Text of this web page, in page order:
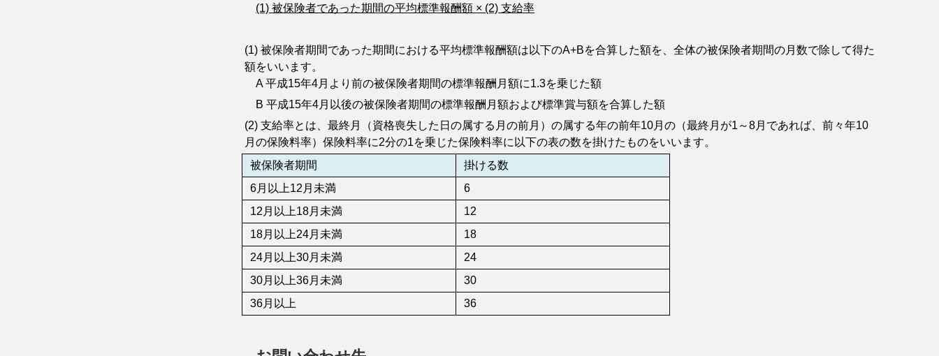
(1) 被保険者であった期間の平均標準報酬額 × (2) 支給率
(1) 被保険者期間であった期間における平均標準報酬額は以下のA+Bを合算した額を、全体の被保険者期間の月数で除して得た
額をいいます。
A 平成15年4月より前の被保険者期間の標準報酬月額に1.3を乗じた額
B 平成15年4月以後の被保険者期間の標準報酬月額および標準賞与額を合算した額
(2) 支給率とは、最終月（資格喪失した日の属する月の前月）の属する年の前年10月の（最終月が1～8月であれば、前々年10
月の保険料率）保険料率に2分の1を乗じた保険料率に以下の表の数を掛けたものをいいます。
被保険者期間
掛ける数
6月以上12月未満
6
12月以上18月未満
12
18月以上24月未満
18
24月以上30月未満
24
30月以上36月未満
30
36月以上
36